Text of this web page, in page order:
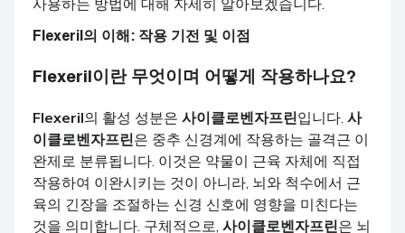
Flexeril 의 이해: 작용 기전 및 이점
Flexeril 이란 무엇이며 어떻게 작용하나요?
Flexeril의 활성 성분은 사이클로벤자프린입니다. 사
이클로벤자프린은 중추 신경계에 작용하는 골격근 이
완제로 분류됩니다. 이것은 약물이 근육 자체에 직접
작용하여 이완시키는 것이 아니라, 뇌와 척수에서 근
육의 긴장을 조절하는 신경 신호에 영향을 미친다는
것을 의미합니다. 구체적으로, 사이클로벤자프린은 뇌